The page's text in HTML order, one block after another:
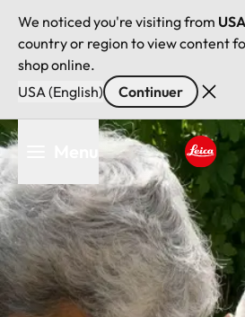
We noticed you're visiting from USA
country or region to view content
shop online.
USA (English)
Continuer
Aller
au
contenu
principal
Leica